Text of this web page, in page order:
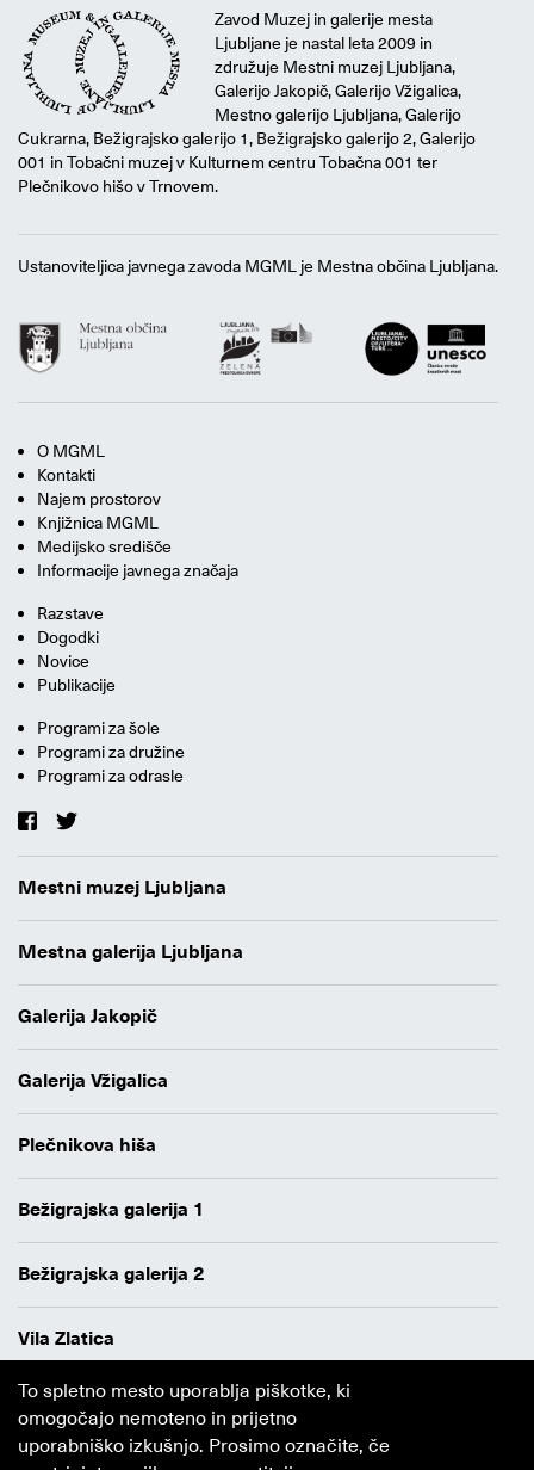
Zavod Muzej in galerije mesta
Ljubljane je nastal leta 2009 in
združuje Mestni muzej Ljubljana,
Galerijo Jakopič, Galerijo Vžigalica,
Mestno galerijo Ljubljana, Galerijo
Cukrarna, Bežigrajsko galerijo 1, Bežigrajsko galerijo 2, Galerijo
001 in Tobačni muzej v Kulturnem centru Tobačna 001 ter
Plečnikovo hišo v Trnovem.
Ustanoviteljica javnega zavoda MGML je Mestna občina Ljubljana.
O MGML
Kontakti
Najem prostorov
Knjižnica MGML
Medijsko središče
Informacije javnega značaja
Razstave
Dogodki
Novice
Publikacije
Programi za šole
Programi za družine
Programi za odrasle
Mestni muzej Ljubljana
Mestna galerija Ljubljana
Galerija Jakopič
Galerija Vžigalica
Plečnikova hiša
Bežigrajska galerija 1
Bežigrajska galerija 2
Vila Zlatica
Varstvo osebnih podatkov
Avtorji
Obvestilo o piškotkih
To spletno mesto uporablja piškotke, ki
omogočajo nemoteno in prijetno
uporabniško izkušnjo. Prosimo označite, če